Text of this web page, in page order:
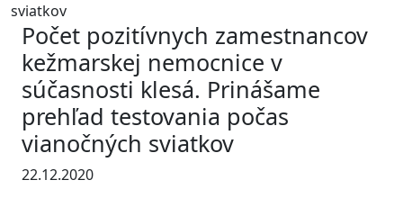
sviatkov
Počet pozitívnych zamestnancov
kežmarskej nemocnice v
súčasnosti klesá. Prinášame
prehľad testovania počas
vianočných sviatkov
22.12.2020